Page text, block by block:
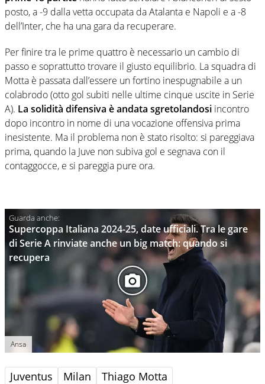
posto, a -9 dalla vetta occupata da Atalanta e Napoli e a -8
dell’Inter, che ha una gara da recuperare.
Per finire tra le prime quattro è necessario un cambio di
passo e soprattutto trovare il giusto equilibrio. La squadra di
Motta è passata dall’essere un fortino inespugnabile a un
colabrodo (otto gol subiti nelle ultime cinque uscite in Serie
A). La solidità difensiva è andata sgretolandosi incontro
dopo incontro in nome di una vocazione offensiva prima
inesistente. Ma il problema non è stato risolto: si pareggiava
prima, quando la Juve non subiva gol e segnava con il
contaggocce, e si pareggia pure ora.
Supercoppa Italiana 2024-25, date ufficiali. Tra le gare
di Serie A rinviate anche un big match: quando si
recupera
Ansa
Juventus Milan Thiago Motta